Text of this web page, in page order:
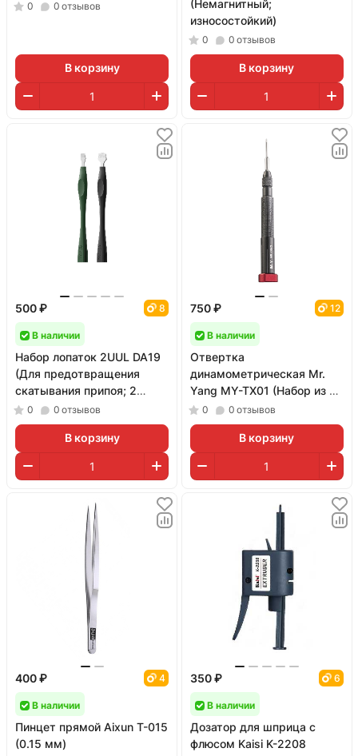
0 0 отзывов
В корзину
(Немагнитный;
износостойкий)
0 0 отзывов
В корзину
500 ₽ 8
В наличии
Набор лопаток 2UUL DA19
(Для предотвращения
скатывания припоя; 2
штуки)
0 0 отзывов
В корзину
750 ₽ 12
В наличии
Отвертка
динамометрическая Mr.
Yang MY-TX01 (Набор из 5
бит)
0 0 отзывов
В корзину
400 ₽ 4
В наличии
Пинцет прямой Aixun T-015
(0.15 мм)
350 ₽ 6
В наличии
Дозатор для шприца с
флюсом Kaisi K-2208